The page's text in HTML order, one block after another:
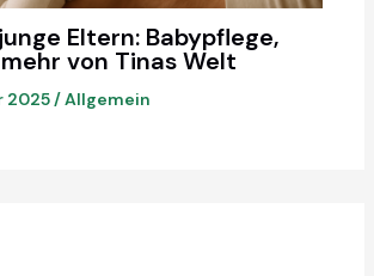
Eltern: Babypflege,
von Tinas Welt
2025/Allgemein